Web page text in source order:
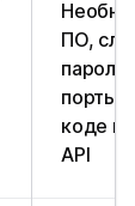
ПО,
порты,
коде
API